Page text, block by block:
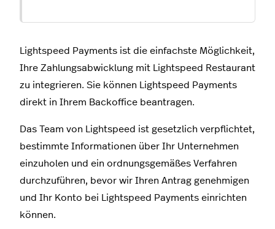
Lightspeed Payments ist die einfachste Möglichkeit,
Ihre Zahlungsabwicklung mit Lightspeed Restaurant
zu integrieren. Sie können Lightspeed Payments
direkt in Ihrem Backoffice beantragen.
Das Team von Lightspeed ist gesetzlich verpflichtet,
bestimmte Informationen über Ihr Unternehmen
einzuholen und ein ordnungsgemäßes Verfahren
durchzuführen, bevor wir Ihren Antrag genehmigen
und Ihr Konto bei Lightspeed Payments einrichten
können.